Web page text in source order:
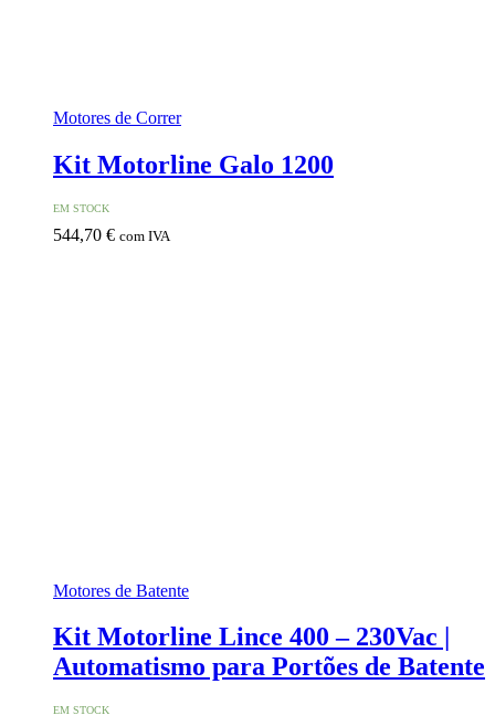
Motores de Correr
Kit Motorline Galo 1200
EM STOCK
544,70 € com IVA
Motores de Batente
Kit Motorline Lince 400 – 230Vac |
Automatismo para Portões de Batente
EM STOCK